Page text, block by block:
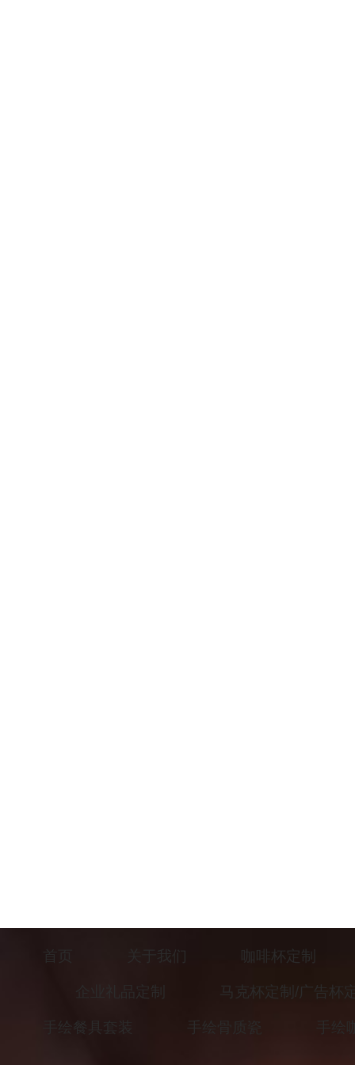
关于我们 咖啡杯定制
企业礼品定制 马克杯定制/广告杯
手绘餐具套装 手绘骨质瓷 手绘